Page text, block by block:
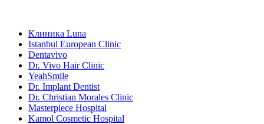
Клиника Luna
Istanbul European Clinic
Dentavivo
Dr. Vivo Hair Clinic
YeahSmile
Dr. Implant Dentist
Dr. Christian Morales Clinic
Masterpiece Hospital
Kamol Cosmetic Hospital